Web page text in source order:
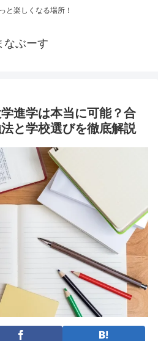
と楽しくなる場所！
なぶーす
進学は本当に可能？合
と学校選びを徹底解説